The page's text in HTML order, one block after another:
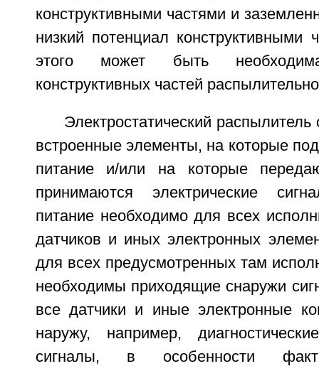
конструктивными частями и
низкий потенциал конструктивными
этого может быть
конструктивных частей
Электростатический
встроенные элементы, на которые
питание и/или на которые
принимаются электрические
питание необходимо для всех
датчиков и иных электронных
для всех предусмотренных там
необходимы приходящие снаружи
все датчики и иные электронные
наружу, например,
сигналы, в особенности